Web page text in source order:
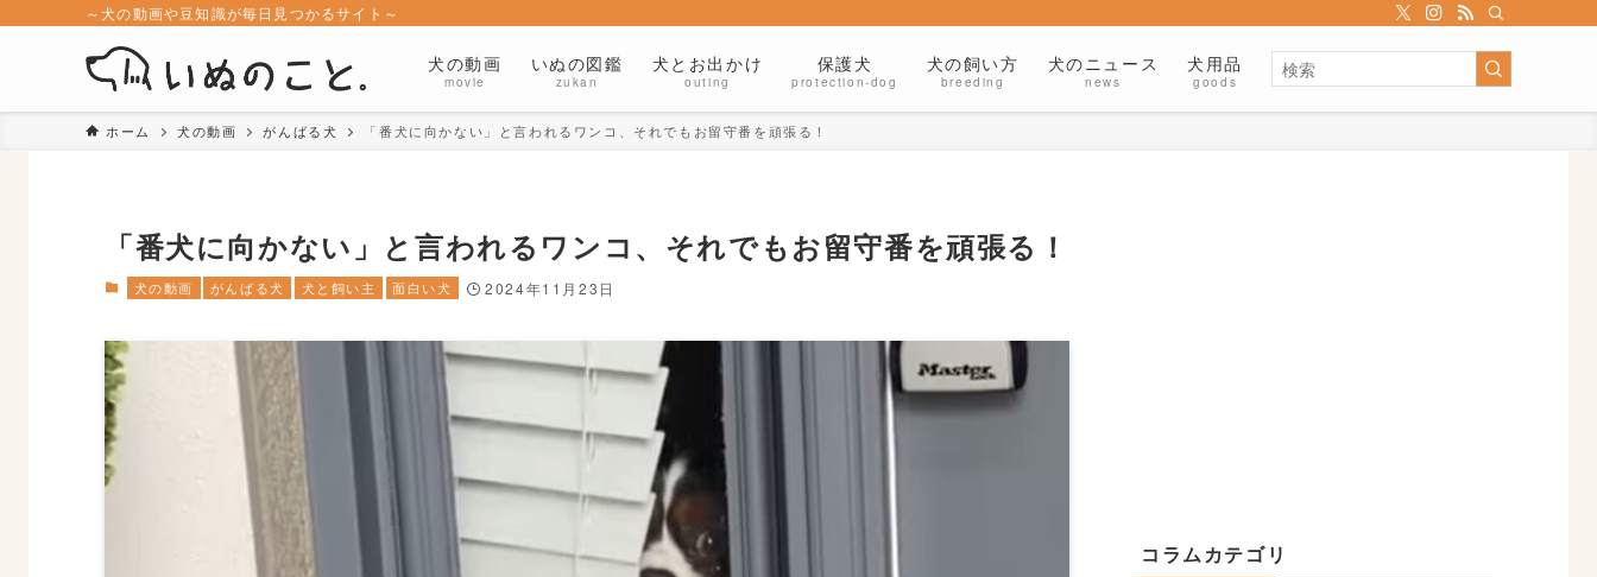
～犬の動画や豆知識が毎日見つかるサイト～
犬の動画
movie
いぬの図鑑
zukan
犬とお出かけ
outing
保護犬
protection-dog
犬の飼い方
breeding
犬のニュース
news
犬用品
goods
ホーム 犬の動画 がんばる犬 「番犬に向かない」と言われるワンコ、それでもお留守番を頑張る！
「番犬に向かない」と言われるワンコ、それでもお留守番を頑張る！
犬の動画 がんばる犬 犬と飼い主 面白い犬 2024年11月23日
コラムカテゴリ